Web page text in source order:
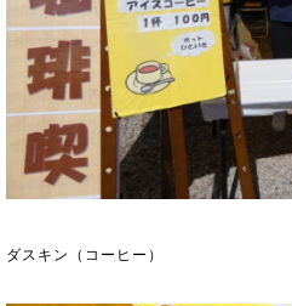
ダスキン（コーヒー）